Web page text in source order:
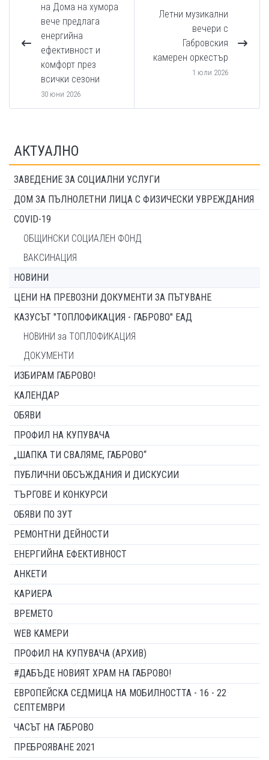
на Дома на хумора
вече предлага
енергийна
ефективност и
комфорт през
всички сезони
30 юни 2026
Летни музикални
вечери с
Габровския
камерен оркестър
1 юли 2026
АКТУАЛНО
ЗАВЕДЕНИЕ ЗА СОЦИАЛНИ УСЛУГИ
ДОМ ЗА ПЪЛНОЛЕТНИ ЛИЦА С ФИЗИЧЕСКИ УВРЕЖДАНИЯ
COVID-19
ОБЩИНСКИ СОЦИАЛЕН ФОНД
ВАКСИНАЦИЯ
НОВИНИ
ЦЕНИ НА ПРЕВОЗНИ ДОКУМЕНТИ ЗА ПЪТУВАНЕ
КАЗУСЪТ "ТОПЛОФИКАЦИЯ - ГАБРОВО" ЕАД
НОВИНИ за ТОПЛОФИКАЦИЯ
ДОКУМЕНТИ
ИЗБИРАМ ГАБРОВО!
КАЛЕНДАР
ОБЯВИ
ПРОФИЛ НА КУПУВАЧА
„ШАПКА ТИ СВАЛЯМЕ, ГАБРОВО“
ПУБЛИЧНИ ОБСЪЖДАНИЯ И ДИСКУСИИ
ТЪРГОВЕ И КОНКУРСИ
ОБЯВИ ПО ЗУТ
РЕМОНТНИ ДЕЙНОСТИ
ЕНЕРГИЙНА ЕФЕКТИВНОСТ
АНКЕТИ
КАРИЕРА
ВРЕМЕТО
WEB КАМЕРИ
ПРОФИЛ НА КУПУВАЧА (АРХИВ)
#ДАБЪДЕ НОВИЯТ ХРАМ НА ГАБРОВО!
ЕВРОПЕЙСКА СЕДМИЦА НА МОБИЛНОСТТА - 16 - 22
СЕПТЕМВРИ
ЧАСЪТ НА ГАБРОВО
ПРЕБРОЯВАНЕ 2021